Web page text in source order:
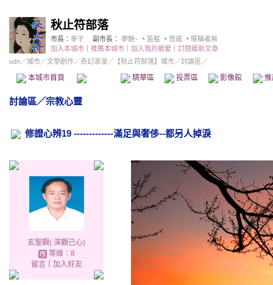
秋止符部落
市長： 寧子 副市長： 夢魅~ 、 笛藍 、 悠遠 、 暱稱者無
加入本城市
推薦本城市 加入我的最愛
訂閱最新文章
udn／城市／文學創作／奇幻浪漫 ／ 【秋止符部落】城市／討論區／
本城市首頁 精華區 投票區 影像館
討論區／宗教心靈
修證心辨19 -------------滿足與奢侈--都另人掉淚
玄聖觀( 深觀己心)
等級：8
留言｜ 加入好友